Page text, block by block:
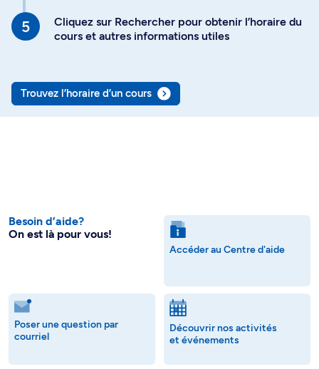
Cliquez sur Rechercher pour obtenir l’horaire du
cours et autres informations utiles
Trouvez l’horaire d’un cours
Besoin d’aide?
On est là pour vous!
Accéder au Centre d'aide
Poser une question par
courriel
Découvrir nos activités
et événements